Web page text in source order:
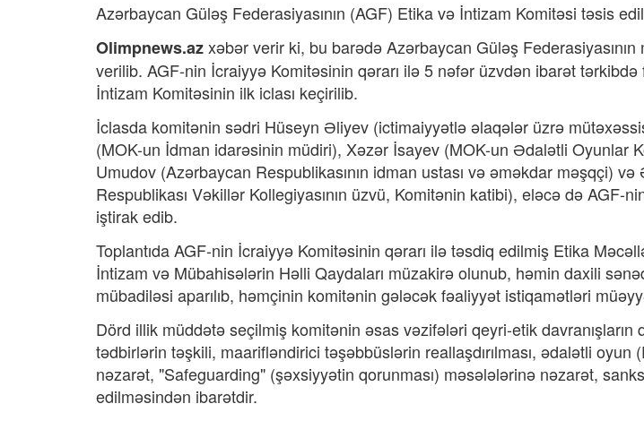
Azərbaycan Güləş Federasiyasının (AGF) Etika və İntizam Komitəsi təsis
Olimpnews.azxəbər verir ki, bu barədə Azərbaycan Güləş
verilib. AGF-nin İcraiyyə Komitəsinin qərarı ilə 5 nəfər üzvdən ibarət tərkibdə
İntizam Komitəsinin ilk iclası keçirilib.
İclasda komitənin sədri Hüseyn Əliyev (ictimaiyyətlə əlaqələr üzrə
(MOK-un İdman idarəsinin müdiri), Xəzər İsayev (MOK-un Ədalətli Oyunlar
Umudov (Azərbaycan Respublikasının idman ustası və əməkdar məşqçi)
Respublikası Vəkillər Kollegiyasının üzvü, Komitənin katibi), eləcə də AGF-
iştirak edib.
Toplantıda AGF-nin İcraiyyə Komitəsinin qərarı ilə təsdiq edilmiş Etika
İntizam və Mübahisələrin Həlli Qaydaları müzakirə olunub, həmin daxili
mübadiləsi aparılıb, həmçinin komitənin gələcək fəaliyyət istiqamətləri
Dörd illik müddətə seçilmiş komitənin əsas vəzifələri qeyri-etik
tədbirlərin təşkili, maarifləndirici təşəbbüslərin reallaşdırılması, ədalətli
nəzarət, "Safeguarding" (şəxsiyyətin qorunması) məsələlərinə nəzarət,
edilməsindən ibarətdir.